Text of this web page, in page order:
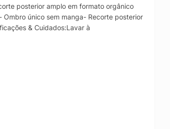
posterior amplo em formato orgânico
único sem manga- Recorte posterior
& Cuidados:Lavar à